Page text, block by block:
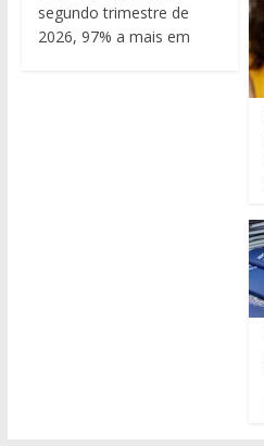
segundo trimestre de
2026, 97% a mais em